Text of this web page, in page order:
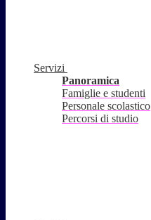
Servizi
Panoramica
Famiglie e studenti
Personale scolastico
Percorsi di studio